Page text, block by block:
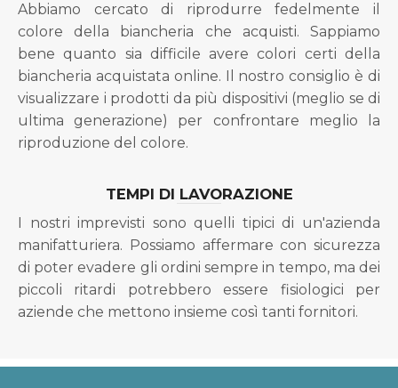
Abbiamo cercato di riprodurre fedelmente il
colore della biancheria che acquisti. Sappiamo
bene quanto sia difficile avere colori certi della
biancheria acquistata online. Il nostro consiglio è di
visualizzare i prodotti da più dispositivi (meglio se di
ultima generazione) per confrontare meglio la
riproduzione del colore.
TEMPI DI LAVORAZIONE
I nostri imprevisti sono quelli tipici di un'azienda
manifatturiera. Possiamo affermare con sicurezza
di poter evadere gli ordini sempre in tempo, ma dei
piccoli ritardi potrebbero essere fisiologici per
aziende che mettono insieme così tanti fornitori.